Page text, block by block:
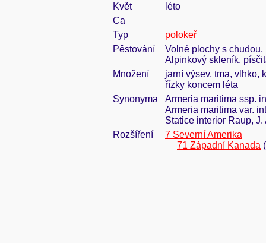
Květ
léto
Ca
Typ
polokeř
Pěstování
Volné plochy s
Alpinkový skleník,
Množení
jarní výsev, tma, vlhko,
řízky koncem léta
Synonyma
Armeria maritima ssp.
Armeria maritima var.
Statice interior Raup,
Rozšíření
7 Severní Amerika
71 Západní Kanada (